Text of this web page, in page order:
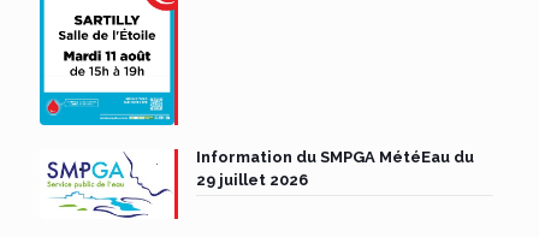
Information du SMPGA MétéEau du
29 juillet 2026